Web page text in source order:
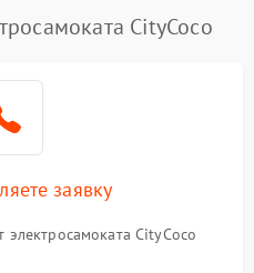
CityCoco
заявку
электросамоката CityCoco